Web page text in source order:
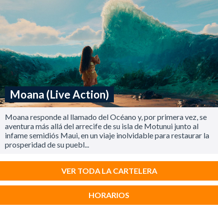
Moana (Live Action)
Moana responde al llamado del Océano y, por primera vez, se
aventura más allá del arrecife de su isla de Motunui junto al
infame semidiós Maui, en un viaje inolvidable para restaurar la
prosperidad de su puebl...
VER TODA LA CARTELERA
HORARIOS